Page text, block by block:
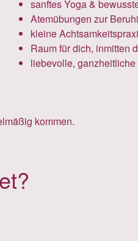
sanftes Yoga &
Atemübungen zur
kleine
Raum für dich, inmitten
liebevolle,
kommen.